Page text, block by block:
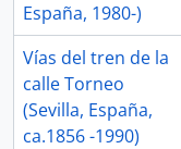
España, 1980-)
Vías del tren de la
calle Torneo
(Sevilla, España,
ca.1856 -1990)